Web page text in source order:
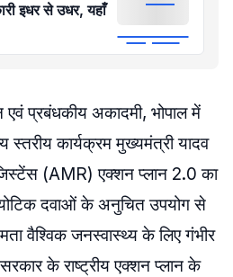
इधर से उधर, यहाँ
एवं प्रबंधकीय अकादमी, भोपाल में
स्तरीय कार्यक्रम मुख्यमंत्री यादव
(AMR) एक्शन प्लान 2.0 का
दवाओं के अनुचित उपयोग से
वैश्विक जनस्वास्थ्य के लिए गंभीर
के राष्ट्रीय एक्शन प्लान के